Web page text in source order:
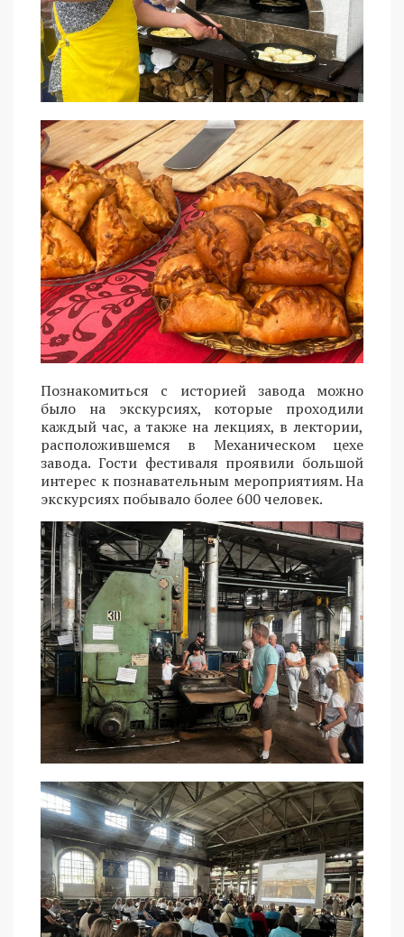
Познакомиться с историей завода можно
было на экскурсиях, которые проходили
каждый час, а также на лекциях, в лектории,
расположившемся в Механическом цехе
завода. Гости фестиваля проявили большой
интерес к познавательным мероприятиям. На
экскурсиях побывало более 600 человек.